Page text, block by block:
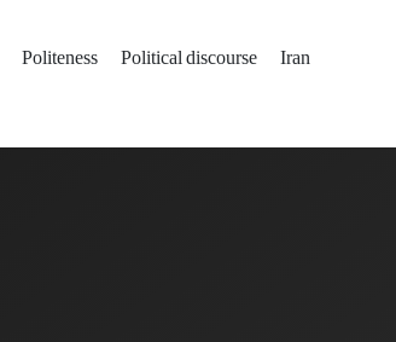
Politeness Political discourse
Iran